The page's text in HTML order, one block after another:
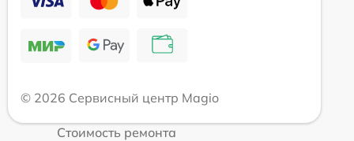
© 2026 Сервисный центр Magio
Стоимость ремонта